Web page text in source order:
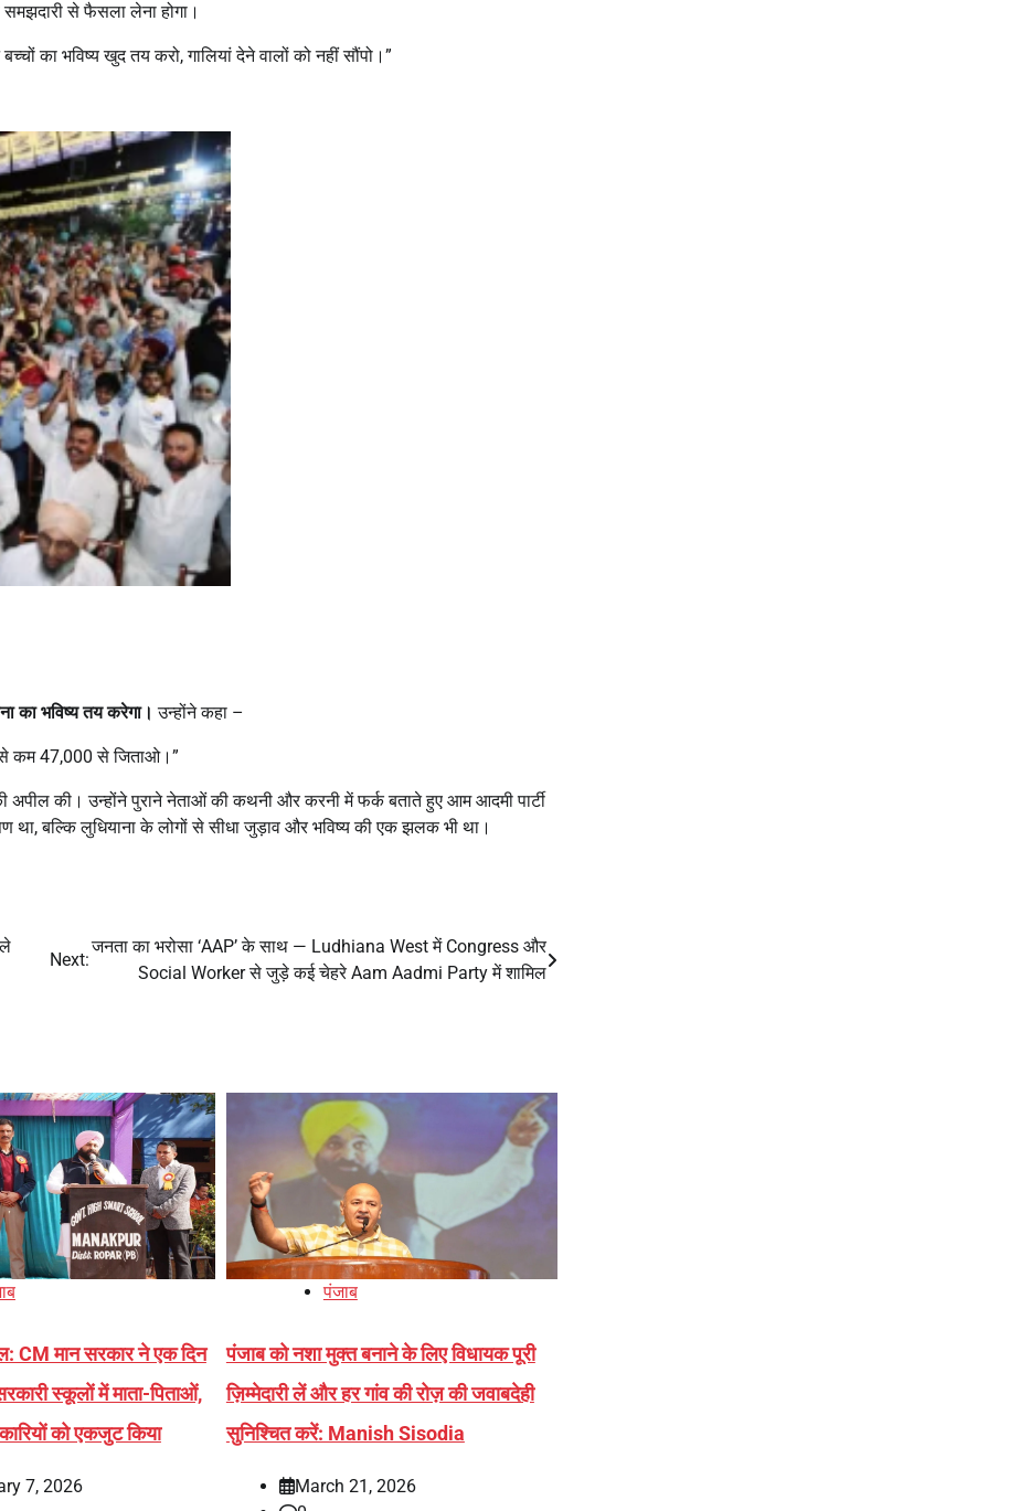
से फैसला लेना होगा।
का भविष्य खुद तय करो, गालियां देने वालों को नहीं सौंपो।”
का भविष्य तय करेगा। उन्होंने कहा –
से कम 47,000 से जिताओ।”
अपील की। उन्होंने पुराने नेताओं की कथनी और करनी में फर्क बताते हुए आम आदमी पार्टी
था, बल्कि लुधियाना के लोगों से सीधा जुड़ाव और भविष्य की एक झलक भी था।
Next:
जनता का भरोसा ‘AAP’ के साथ — Ludhiana West में Congress और
Social Worker से जुड़े कई चेहरे Aam Aadmi Party में शामिल
CM मान सरकार ने एक दिन
स्कूलों में माता-पिताओं,
को एकजुट किया
7, 2026
पंजाब
पंजाब को नशा मुक्त बनाने के लिए विधायक पूरी
ज़िम्मेदारी लें और हर गांव की रोज़ की जवाबदेही
सुनिश्चित करें: Manish Sisodia
March 21, 2026